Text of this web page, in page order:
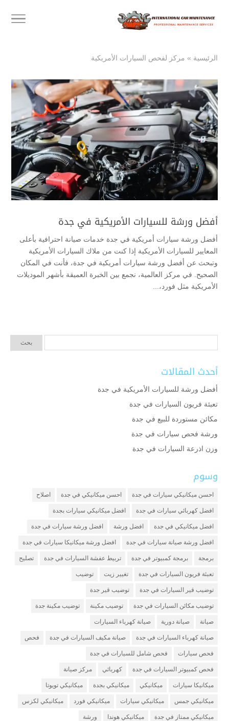
الرئيسية » مركز لفحص السيارات الأمريكية
أفضل ورشة للسيارات الأمريكية في جدة
أفضل ورشة سيارات أمريكية في جدة خدمات صيانة احترافية بأعلى
المعايير للسيارات الأمريكية إذا كنت من ملاك السيارات الأمريكية
وتبحث عن أفضل ورشة سيارات أمريكية في جدة، فأنت في المكان
الصحيح. في مركز العالمية، نجمع بين الخبرة العميقة بأشهر الموديلات
الأمريكية مثل فورد،...
أحدث المقالات
أفضل ورشة للسيارات الأمريكية في جدة
تعبئة فريون السيارات في جدة
مكائن مستوردة للبيع في جدة
ورشة فحص سيارات في جدة
وزن اذرعة السيارات في جدة
وسوم
احسن ميكانيكي سيارات في جدة احسن ميكانيكي في جدة اصلاح
افضل كهربائي سيارات في جدة افضل ميكانيكي سيارات بجدة
افضل ميكانيكي في جدة افضل ورشة افضل ورشة سيارات في جدة
افضل ورشة صيانة سيارات في جدة افضل ورشة ميكانيكا سيارات في جدة
برمجة برمجة كمبيوتر في جدة تربيط عفشة السيارات في جدة تصليح
تعبئة فريون السيارات في جدة تغيير زيت توضيب
توضيب قير السيارات في جدة توضيب قير جدة
توضيب مكائن السيارات في جدة توضيب مكينة توضيب مكينة جدة
صيانة صيانة دورية صيانة كهرباء السيارات
صيانة كهرباء السيارات في جدة صيانة مكيف السيارات في جدة فحص
فحص سيارات فحص شامل للسيارات في جدة
فحص كمبيوتر السيارات في جدة كهربائي مركز صيانة
ميكانيكا سيارات ميكانيكي ميكانيكي بجدة ميكانيكي تويوتا
ميكانيكي جمس ميكانيكي سيارات ميكانيكي فورد ميكانيكي لكزس
ميكانيكي ممتاز في جدة ميكانيكي هوندا ورشة